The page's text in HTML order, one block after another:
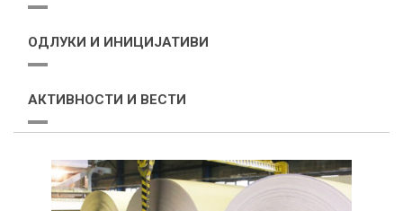
ОДЛУКИ И ИНИЦИЈАТИВИ
АКТИВНОСТИ И ВЕСТИ